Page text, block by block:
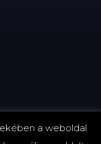
a weboldal